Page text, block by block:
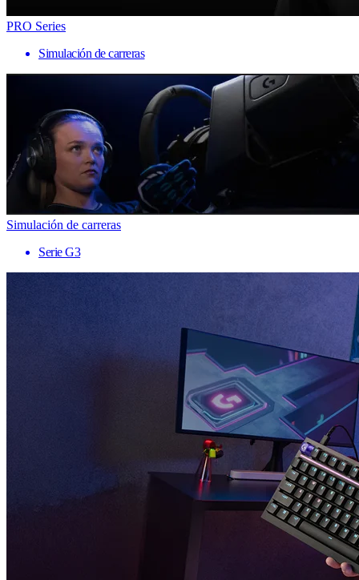
PRO Series
Simulación de carreras
Simulación de carreras
Serie G3